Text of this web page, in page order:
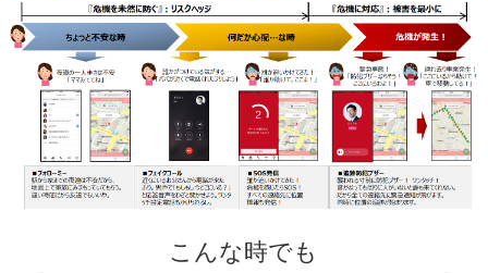
こんな時でも